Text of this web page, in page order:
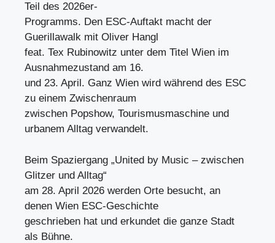
Teil des 2026er-
Programms. Den ESC-Auftakt macht der
Guerillawalk mit Oliver Hangl
feat. Tex Rubinowitz unter dem Titel Wien im
Ausnahmezustand am 16.
und 23. April. Ganz Wien wird während des ESC
zu einem Zwischenraum
zwischen Popshow, Tourismusmaschine und
urbanem Alltag verwandelt.
Beim Spaziergang „United by Music – zwischen
Glitzer und Alltag“
am 28. April 2026 werden Orte besucht, an
denen Wien ESC-Geschichte
geschrieben hat und erkundet die ganze Stadt
als Bühne.